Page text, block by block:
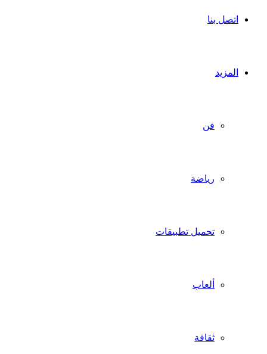
اتصل بنا
المزيد
فن
رياضة
تحميل تطبيقات
ألعاب
ثقافة